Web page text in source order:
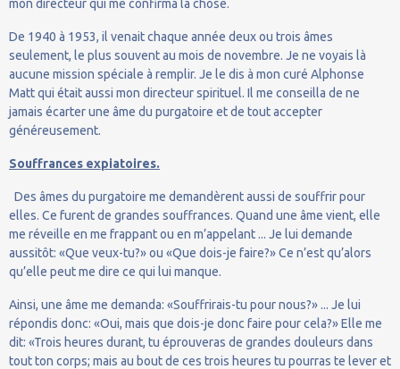
mon directeur qui me confirma la chose.
De 1940 à 1953, il venait chaque année deux ou trois âmes
seulement, le plus souvent au mois de novembre. Je ne voyais là
aucune mission spéciale à remplir. Je le dis à mon curé Alphonse
Matt qui était aussi mon directeur spirituel. Il me conseilla de ne
jamais écarter une âme du purgatoire et de tout accepter
généreusement.
Souffrances expiatoires.
Des âmes du purgatoire me demandèrent aussi de souffrir pour
elles. Ce furent de grandes souffrances. Quand une âme vient, elle
me réveille en me frappant ou en m’appelant ... Je lui demande
aussitôt: «Que veux-tu?» ou «Que dois-je faire?» Ce n’est qu’alors
qu’elle peut me dire ce qui lui manque.
Ainsi, une âme me demanda: «Souffrirais-tu pour nous?» ... Je lui
répondis donc: «Oui, mais que dois-je donc faire pour cela?» Elle me
dit: «Trois heures durant, tu éprouveras de grandes douleurs dans
tout ton corps; mais au bout de ces trois heures tu pourras te lever et